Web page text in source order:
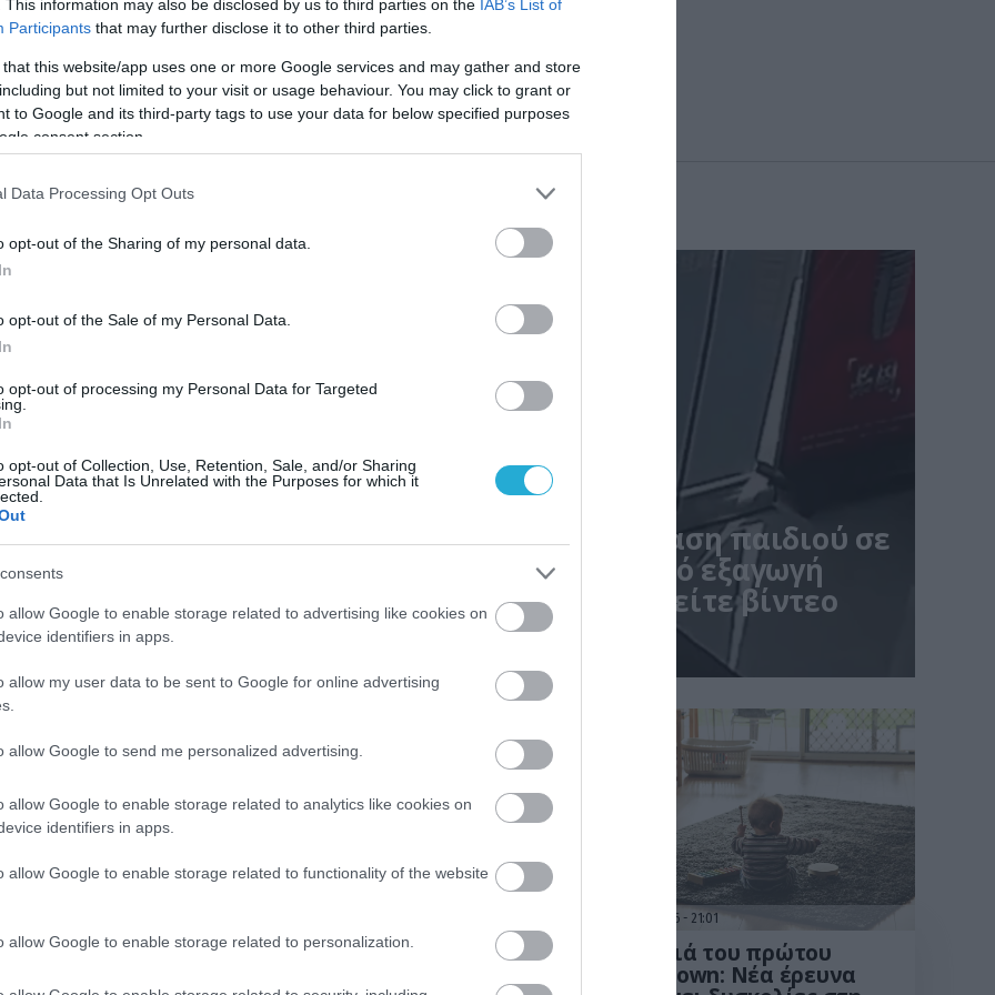
This information may also be disclosed by us to third parties on the IAB’s List of
Participants that may further disclose it to other third parties.
that this website/app uses one or more Google services and may gather and store
but not limited to your visit or usage behaviour. You may click to grant or
to Google and its third-party tags to use your data for below specified purposes
consent section.
Data Processing Opt Outs
opt-out of the Sharing of my personal data.
opt-out of the Sale of my Personal Data.
opt-out of processing my Personal Data for Targeted
opt-out of Collection, Use, Retention, Sale, and/or Sharing
Data that Is Unrelated with the Purposes for which it
allow Google to enable storage related to advertising like cookies on
identifiers in apps.
allow my user data to be sent to Google for online advertising
allow Google to send me personalized advertising.
allow Google to enable storage related to analytics like cookies on
identifiers in apps.
allow Google to enable storage related to functionality of the website
allow Google to enable storage related to personalization.
μία φορά την εβδομάδα, όπως δηλαδή
παντρευτεί. Καμία ουσιαστική διαφορά λοιπόν.
το
είναι το
Κίνα: Η απρόσμενη αντίδραση παιδιού σε
οδοντιατρείο λίγο πριν από εξαγωγή
δοντιού που έγινε viral – Δείτε βίντεο
με τις Γιατί στην εγκυμοσύνη
15.07.2026 21:01
Παιδιά του πρώτου
lockdown: Νέα έρευνα